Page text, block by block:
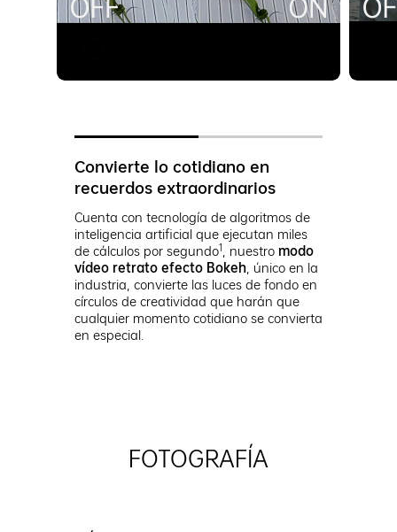
Convierte lo cotidiano en
recuerdos extraordinarios
Cuenta con tecnología de algoritmos de
inteligencia artificial que ejecutan miles
de cálculos por segundo1 , nuestro modo
vídeo retrato efecto Bokeh , único en la
industria, convierte las luces de fondo en
círculos de creatividad que harán que
cualquier momento cotidiano se convierta
en especial.
FOTOGRAFÍA